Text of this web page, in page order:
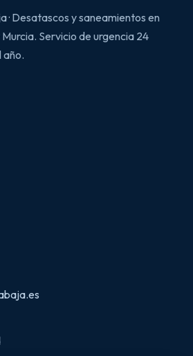
· Desatascos y saneamientos en
Murcia. Servicio de urgencia 24
año.